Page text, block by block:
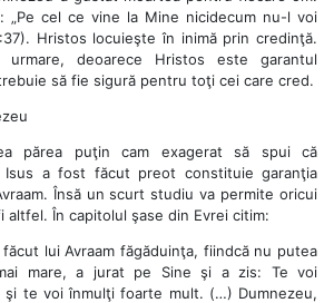
„Pe cel ce vine la Mine nicidecum nu-l voi
Hristos locuieşte în inimă prin credinţă.
urmare, deoarece Hristos este garantul
să fie sigură pentru toţi cei care cred.
părea puţin cam exagerat să spui că
Isus a fost făcut preot constituie garanţia
Însă un scurt studiu va permite oricui
altfel. În capitolul şase din Evrei citim:
făcut lui Avraam făgăduinţa, fiindcă nu putea
mare, a jurat pe Sine şi a zis: Te voi
şi te voi înmulţi foarte mult. (…) Dumnezeu,